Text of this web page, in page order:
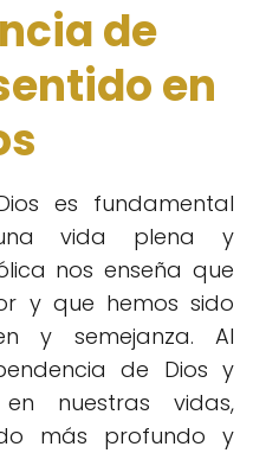
de
en
es fundamental
vida plena y
nos enseña que
y que hemos sido
y semejanza. Al
de Dios y
nuestras vidas,
más profundo y